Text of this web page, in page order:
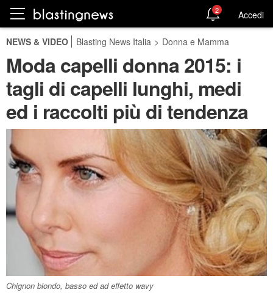
2 Accedi
NEWS & VIDEO Blasting News Italia > Donna e Mamma
Moda capelli donna 2015: i
tagli di capelli lunghi, medi
ed i raccolti più di tendenza
Chignon biondo, basso ed ad effetto wavy